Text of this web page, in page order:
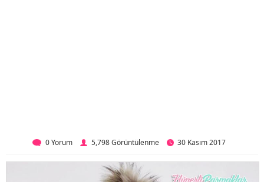
0 Yorum 5,798 Görüntülenme 30 Kasım 2017